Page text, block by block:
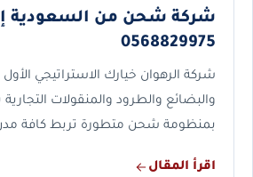
شركة شحن من السعودية
0568829975
شركة الرهوان خيارك الاستراتيجي
والبضائع والطرود والمنقولات
بمنظومة شحن متطورة تربط كافة
اقرأ المقال